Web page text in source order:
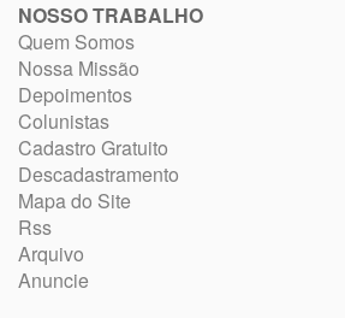
NOSSO TRABALHO
Quem Somos
Nossa Missão
Depoimentos
Colunistas
Cadastro Gratuito
Descadastramento
Mapa do Site
Rss
Arquivo
Anuncie